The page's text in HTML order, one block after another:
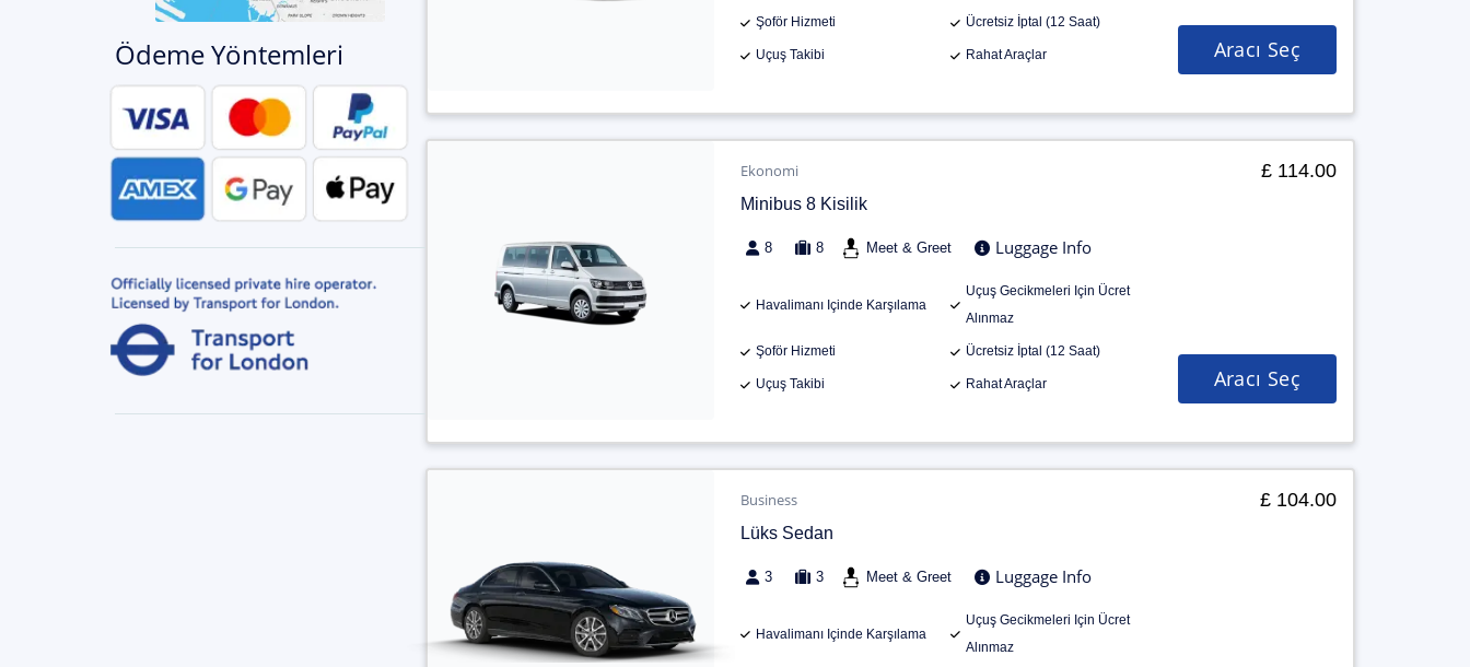
Ödeme Yöntemleri
Şoför Hizmeti Ücretsiz İptal (12 Saat)
Uçuş Takibi Rahat Araçlar Aracı Seç
Ekonomi
Minibus 8 Kisilik
8 8 Meet & Greet Luggage Info
Havalimanı Içinde Karşılama
Uçuş Gecikmeleri Için Ücret
Alınmaz
Şoför Hizmeti Ücretsiz İptal (12 Saat)
Uçuş Takibi Rahat Araçlar
£ 114.00
Aracı Seç
Business
Lüks Sedan
3 3 Meet & Greet Luggage Info
Havalimanı Içinde Karşılama
Uçuş Gecikmeleri Için Ücret
Alınmaz
£ 104.00